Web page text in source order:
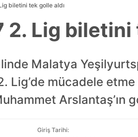
biletini tek golle aldı
Lig biletini
Malatya
Lig’de mücadele
Arslantaş’ın
Giriş Tarihi: